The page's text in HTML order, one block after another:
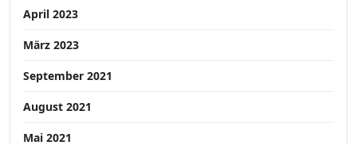
April 2023
März 2023
September 2021
August 2021
Mai 2021